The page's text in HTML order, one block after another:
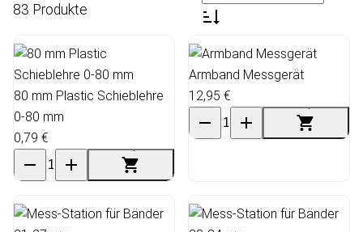
83 Produkte
80 mm Plastic Schieblehre
0-80 mm
0,79 €
Armband Messgerät
12,95 €